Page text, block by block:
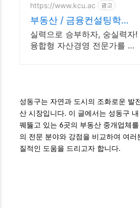
https://www.kcu.ac 광고
부동산 / 금융컨설팅학과
숭실사이버대 신편입생 모
집중
실력으로 승부하자, 숭실력자!
융합형 자산경영 전문가를 양
성동구는 자연과 도시의 조화로운 발
산 시장입니다. 이 글에서는 성동구
꿰뚫고 있는 6곳의 부동산 중개업체
의 전문 분야와 강점을 비교하여 여러
질적인 도움을 드리고자 합니다.